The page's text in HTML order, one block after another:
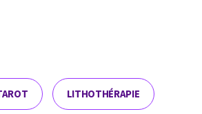
LITHOTHÉRAPIE